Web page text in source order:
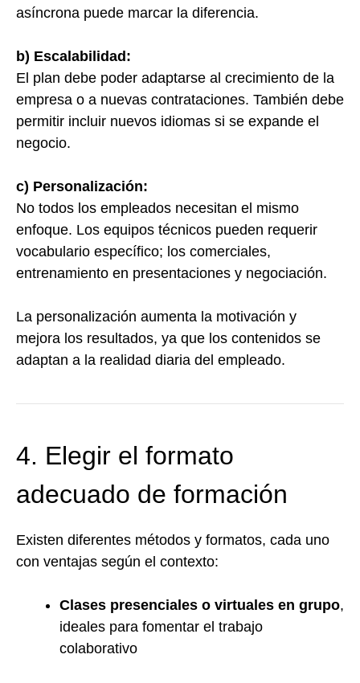
asíncrona puede marcar la diferencia.
b) Escalabilidad:
El plan debe poder adaptarse al crecimiento de la
empresa o a nuevas contrataciones. También debe
permitir incluir nuevos idiomas si se expande el
negocio.
c) Personalización:
No todos los empleados necesitan el mismo
enfoque. Los equipos técnicos pueden requerir
vocabulario específico; los comerciales,
entrenamiento en presentaciones y negociación.
La personalización aumenta la motivación y
mejora los resultados, ya que los contenidos se
adaptan a la realidad diaria del empleado.
4. Elegir el formato
adecuado de formación
Existen diferentes métodos y formatos, cada uno
con ventajas según el contexto:
Clases presenciales o virtuales en grupo,
ideales para fomentar el trabajo
colaborativo